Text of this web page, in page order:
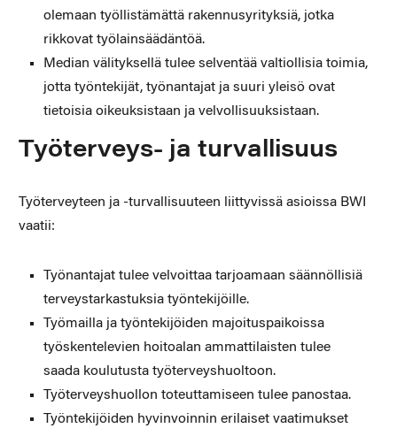
olemaan työllistämättä rakennusyrityksiä, jotka
rikkovat työlainsäädäntöä.
Median välityksellä tulee selventää valtiollisia toimia,
jotta työntekijät, työnantajat ja suuri yleisö ovat
tietoisia oikeuksistaan ja velvollisuuksistaan.
Työterveys- ja turvallisuus
Työterveyteen ja -turvallisuuteen liittyvissä asioissa BWI
vaatii:
Työnantajat tulee velvoittaa tarjoamaan säännöllisiä
terveystarkastuksia työntekijöille.
Työmailla ja työntekijöiden majoituspaikoissa
työskentelevien hoitoalan ammattilaisten tulee
saada koulutusta työterveyshuoltoon.
Työterveyshuollon toteuttamiseen tulee panostaa.
Työntekijöiden hyvinvoinnin erilaiset vaatimukset